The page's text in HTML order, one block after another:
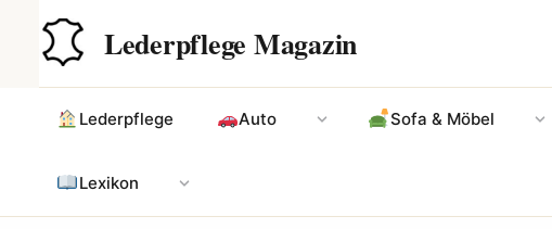
springen
Lederpflege Magazin
Lederpflege Auto Sofa & Möbel
Lexikon
Hauptinhalt